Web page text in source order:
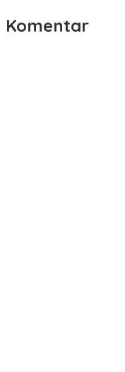
Komentar